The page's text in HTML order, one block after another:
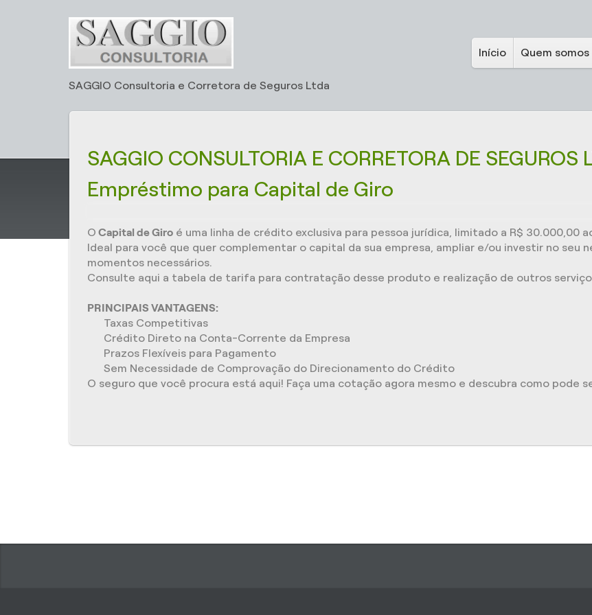
SAGGIO Consultoria e Corretora de Seguros Ltda
Início Quem somos
SAGGIO CONSULTORIA E CORRETORA DE SEGUROS
Empréstimo para Capital de Giro
O Capital de Giroé uma linha de crédito exclusiva para pessoa jurídica, limitado a R$ 30.000,00
Ideal para você que quer complementar o capital da sua empresa, ampliar e/ou investir no seu
momentos necessários.
Consulte aqui a tabela de tarifa para contratação desse produto e realização de outros
PRINCIPAIS VANTAGENS:
Taxas Competitivas
Crédito Direto na Conta-Corrente da Empresa
Prazos Flexíveis para Pagamento
Sem Necessidade de Comprovação do Direcionamento do Crédito
O seguro que você procura está aqui! Faça uma cotação agora mesmo e descubra como pode